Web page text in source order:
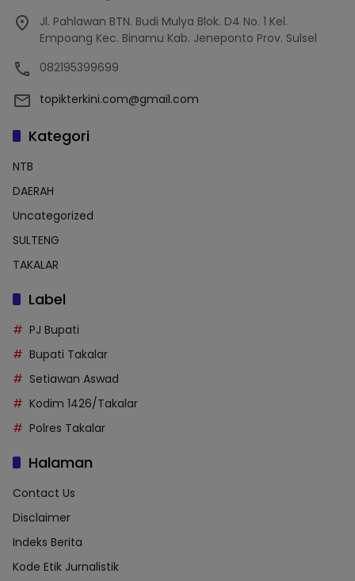
Jl. Pahlawan BTN. Budi Mulya Blok. D4 No. 1 Kel.
Empoang Kec. Binamu Kab. Jeneponto Prov. Sulsel
082195399699
topikterkini.com@gmail.com
Kategori
NTB
DAERAH
Uncategorized
SULTENG
TAKALAR
Label
PJ Bupati
Bupati Takalar
Setiawan Aswad
Kodim 1426/Takalar
Polres Takalar
Halaman
Contact Us
Disclaimer
Indeks Berita
Kode Etik Jurnalistik